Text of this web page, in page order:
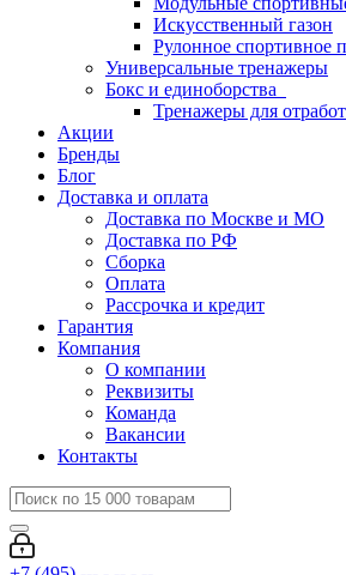
Искусственный газон
Рулонное спортивное
Универсальные тренажеры
Бокс и единоборства
Тренажеры для
Акции
Бренды
Блог
Доставка и оплата
Доставка по Москве и МО
Доставка по РФ
Сборка
Оплата
Рассрочка и кредит
Гарантия
Компания
О компании
Реквизиты
Команда
Вакансии
Контакты